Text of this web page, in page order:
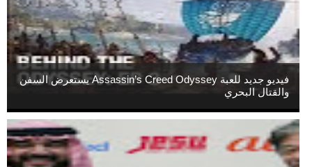
فيديو جديد للعبة Assassin’s Creed Odyssey يستعرض السفن
والقتال البحري